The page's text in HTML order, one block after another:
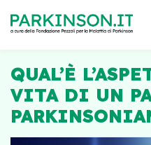
QUAL’È
VITA DI UN